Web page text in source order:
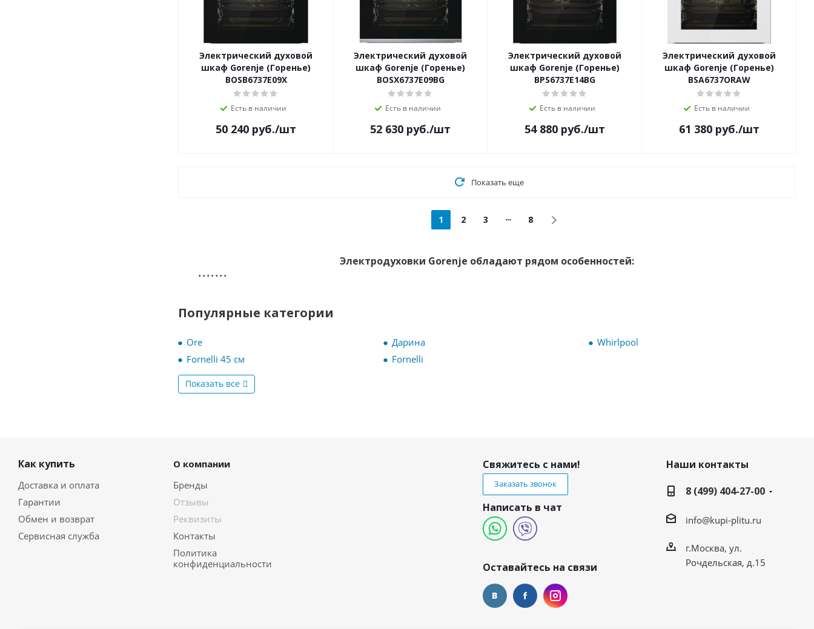
Электрический духовой
шкаф Gorenje (Горенье)
BOSB6737E09X
Есть в наличии
50 240 руб./шт
Электрический духовой
шкаф Gorenje (Горенье)
BOSX6737E09BG
Есть в наличии
52 630 руб./шт
Электрический духовой
шкаф Gorenje (Горенье)
BPS6737E14BG
Есть в наличии
54 880 руб./шт
Электрический духовой
шкаф Gorenje (Горенье)
BSA6737ORAW
Есть в наличии
61 380 руб./шт
Показать еще
1 2 3 8
Электродуховки Gorenje обладают рядом особенностей:
· · · · · · ·
Популярные категории
Ore Дарина
Whirlpool
Fornelli 45 см
Fornelli
Показать все
Как купить
Доставка и оплата
Гарантии
Обмен и возврат
Сервисная служба
О компании
Бренды
Отзывы
Реквизиты
Контакты
Политика
конфиденциальности
Свяжитесь с нами!
Заказать звонок
Написать в чат
Оставайтесь на связи
Наши контакты
8 (499) 404-27-00
info@kupi-plitu.ru
г.Москва, ул.
Рочдельская, д.15